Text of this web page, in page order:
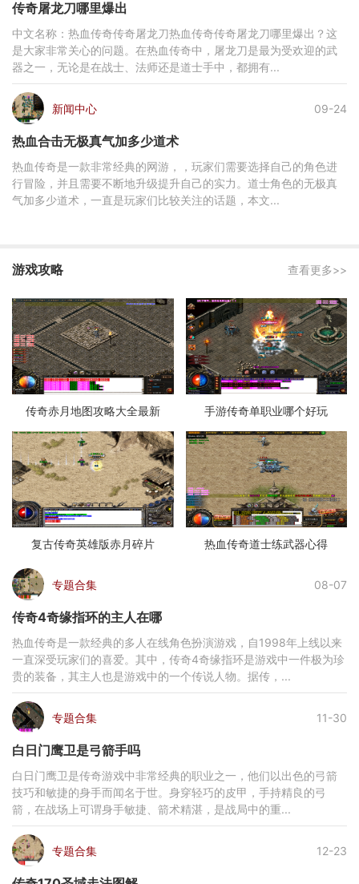
传奇屠龙刀哪里爆出
中文名称：热血传奇传奇屠龙刀热血传奇传奇屠龙刀哪里爆出？这
是大家非常关心的问题。在热血传奇中，屠龙刀是最为受欢迎的武
器之一，无论是在战士、法师还是道士手中，都拥有...
新闻中心 09-24
热血合击无极真气加多少道术
热血传奇是一款非常经典的网游，，玩家们需要选择自己的角色进
行冒险，并且需要不断地升级提升自己的实力。道士角色的无极真
气加多少道术，一直是玩家们比较关注的话题，本文...
游戏攻略 查看更多>>
传奇赤月地图攻略大全最新 手游传奇单职业哪个好玩
复古传奇英雄版赤月碎片 热血传奇道士练武器心得
专题合集 08-07
传奇4奇缘指环的主人在哪
热血传奇是一款经典的多人在线角色扮演游戏，自1998年上线以来
一直深受玩家们的喜爱。其中，传奇4奇缘指环是游戏中一件极为珍
贵的装备，其主人也是游戏中的一个传说人物。据传，...
专题合集 11-30
白日门鹰卫是弓箭手吗
白日门鹰卫是传奇游戏中非常经典的职业之一，他们以出色的弓箭
技巧和敏捷的身手而闻名于世。身穿轻巧的皮甲，手持精良的弓
箭，在战场上可谓身手敏捷、箭术精湛，是战局中的重...
专题合集 12-23